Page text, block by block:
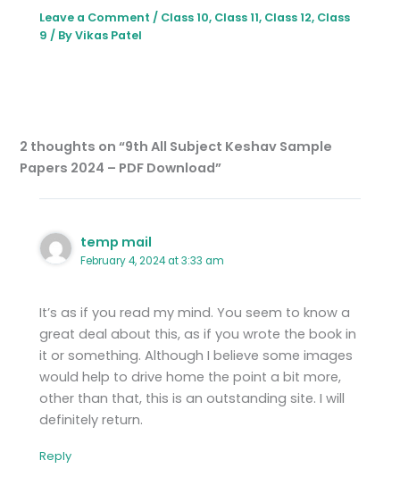
Leave a Comment / Class 10, Class 11, Class 12, Class
9 / ByVikas Patel
2 thoughts on “9th All Subject Keshav Sample
Papers 2024 – PDF Download”
temp mail
February 4, 2024 at 3:33 am
It’s as if you read my mind. You seem to know a
great deal about this, as if you wrote the book in
it or something. Although I believe some images
would help to drive home the point a bit more,
other than that, this is an outstanding site. I will
definitely return.
Reply